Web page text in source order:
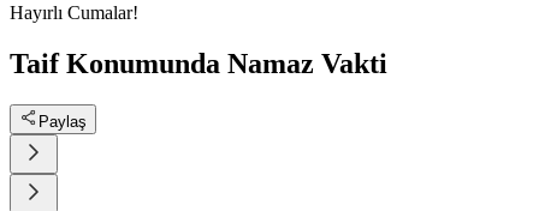
Hayırlı Cumalar!
Taif Konumunda Namaz Vakti
Paylaş